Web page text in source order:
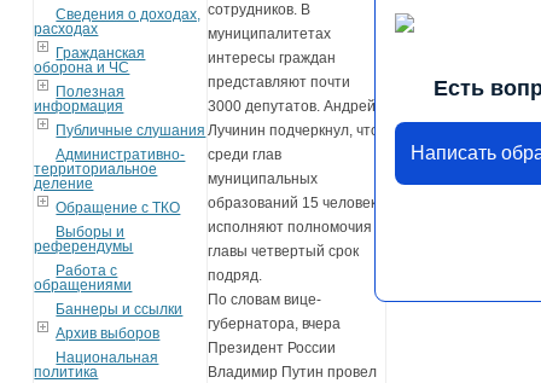
Сведения о доходах,
расходах
Гражданская
оборона и ЧС
Полезная
информация
Публичные слушания
Административно-
территориальное
деление
Обращение с ТКО
Выборы и
референдумы
Работа с
обращениями
Баннеры и ссылки
Архив выборов
Национальная
политика
сотрудников. В
муниципалитетах
интересы граждан
представляют почти
3000 депутатов. Андрей
Лучинин подчеркнул, что
среди глав
муниципальных
образований 15 человек
исполняют полномочия
главы четвертый срок
подряд.
По словам вице-
губернатора, вчера
Президент России
Владимир Путин провел
Есть
Написать